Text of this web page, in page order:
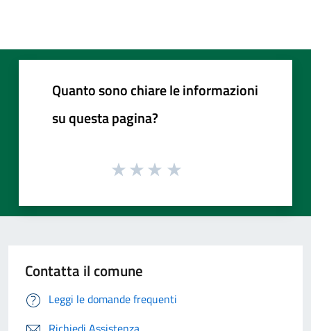
Quanto sono chiare le informazioni
su questa pagina?
Contatta il comune
Leggi le domande frequenti